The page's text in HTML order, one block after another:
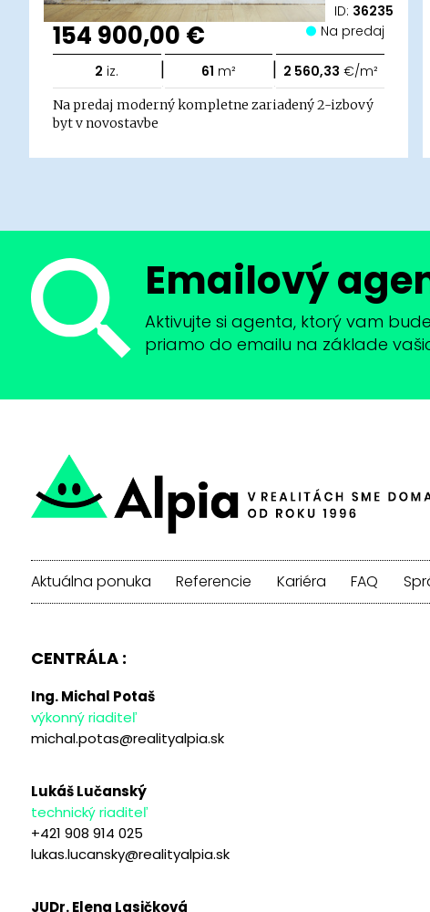
ID: 36235
154 900,00 € Na predaj
2 iz. | 61 m² | 2 560,33 €/m²
Na predaj moderný kompletne zariadený 2-izbový
byt v novostavbe
Emailový
Aktivujte si agenta, ktorý vam
priamo do emailu na základe
Aktuálna ponuka Referencie Kariéra FAQ
CENTRÁLA :
Ing. Michal Potaš
výkonný riaditeľ
michal.potas@realityalpia.sk
Lukáš Lučanský
technický riaditeľ
+421 908 914 025
lukas.lucansky@realityalpia.sk
JUDr. Elena Lasičková